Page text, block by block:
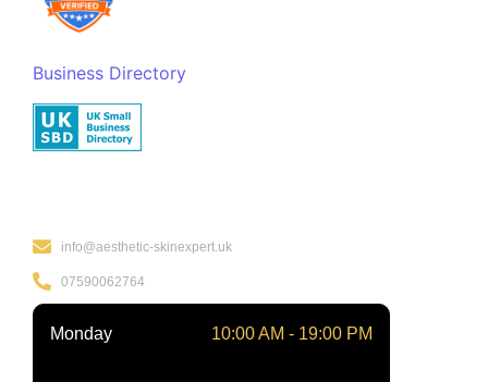
Business Directory
info@aesthetic-skinexpert.uk
07590062764
Monday 10:00 AM - 19:00 PM